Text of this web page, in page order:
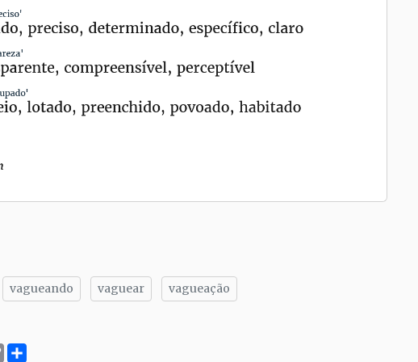
vagueando vaguear vagueação
Copy